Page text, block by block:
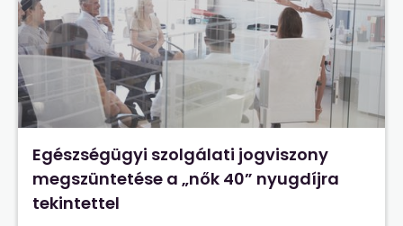
Egészségügyi szolgálati jogviszony
megszüntetése a „nők 40” nyugdíjra
tekintettel